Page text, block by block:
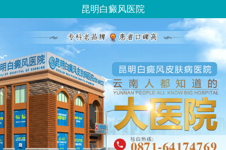
昆明白癜风医院